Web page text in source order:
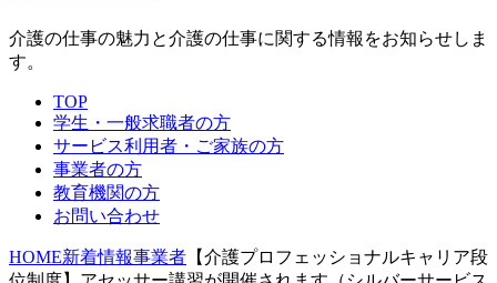
介護の仕事の魅力と介護の仕事に関する情報をお知らせしま
す。
TOP
学生・一般求職者の方
サービス利用者・ご家族の方
事業者の方
教育機関の方
お問い合わせ
HOME新着情報事業者 【介護プロフェッショナルキャリア段